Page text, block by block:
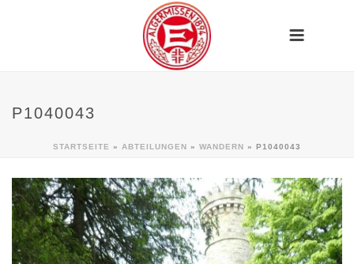
P1040043
STARTSEITE » ABTEILUNGEN » WANDERN » P1040043